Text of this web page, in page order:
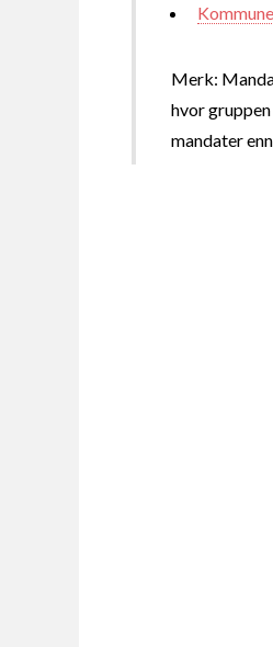
Merk:
hvor
mandater